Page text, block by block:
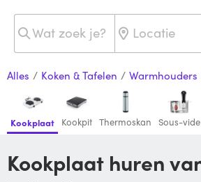
Alles / Koken & Tafelen / Warmhouders
Kookplaat Kookpit Thermoskan Sous-vide
Kookplaat huren van je buren